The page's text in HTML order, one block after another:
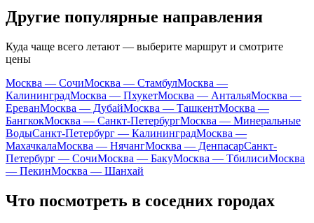
Другие популярные направления
Куда чаще всего летают — выберите маршрут и смотрите
цены
Москва — СочиМосква — СтамбулМосква —
КалининградМосква — ПхукетМосква — АнтальяМосква —
ЕреванМосква — ДубайМосква — ТашкентМосква —
БангкокМосква — Санкт-ПетербургМосква — Минеральные
ВодыСанкт-Петербург — КалининградМосква —
МахачкалаМосква — НячангМосква — ДенпасарСанкт-
Петербург — СочиМосква — БакуМосква — ТбилисиМосква
— ПекинМосква — Шанхай
Что посмотреть в соседних городах